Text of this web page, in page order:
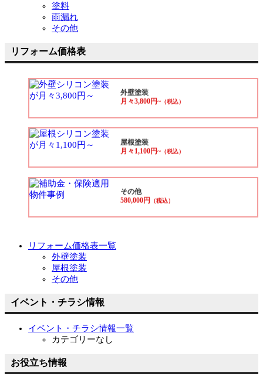
塗料
雨漏れ
その他
リフォーム価格表
外壁塗装
月々3,800円~ （税込）
屋根塗装
月々1,100円~ （税込）
その他
580,000円
（税込）
リフォーム価格表一覧
外壁塗装
屋根塗装
その他
イベント・チラシ情報
イベント・チラシ情報一覧
カテゴリーなし
お役立ち情報